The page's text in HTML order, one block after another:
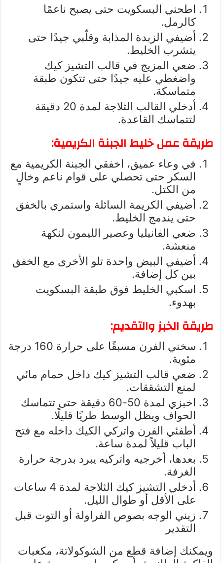
اطحني البسكويت حتى يصبح ناعمًا
كالرمل.
أضيفي الزبدة المذابة وقلّبي جيدًا حتى
يتشرب الخليط.
ضعي المزيج في قالب التشيز كيك
واضغطي عليه جيدًا حتى تتكون طبقة
متماسكة.
أدخلي القالب الثلاجة لمدة 20 دقيقة
لتتماسك القاعدة.
طريقة عمل خليط الجبنة الكريمية:
في وعاء عميق، اخفقي الجبنة الكريمية مع
السكر حتى تحصلي على قوام ناعم وخالٍ
من الكتل.
أضيفي الكريمة السائلة واستمري بالخفق
حتى يندمج الخليط.
ضعي الفانيليا وعصير الليمون لنكهة
منعشة.
أضيفي البيض واحدة تلو الأخرى مع الخفق
بين كل إضافة.
اسكبي الخليط فوق طبقة البسكويت
بهدوء.
طريقة الخبز والتقديم:
سخني الفرن مسبقًا على حرارة 160 درجة
مئوية.
ضعي قالب التشيز كيك داخل حمام مائي
لمنع التشققات.
اخبزي لمدة 50-60 دقيقة حتى تتماسك
الحواف ويظل الوسط طريًا قليلًا.
أطفئي الفرن واتركي الكيك داخله مع فتح
الباب قليلاً لمدة ساعة.
بعدها، أخرجيه واتركيه يبرد بدرجة حرارة
الغرفة.
أدخلي التشيز كيك الثلاجة لمدة 4 ساعات
على الأقل أو طوال الليل.
زيني الوجه بصوص الفراولة أو التوت قبل
التقدير
ويمكنك إضافة قطع من الشوكولاتة، مكعبات